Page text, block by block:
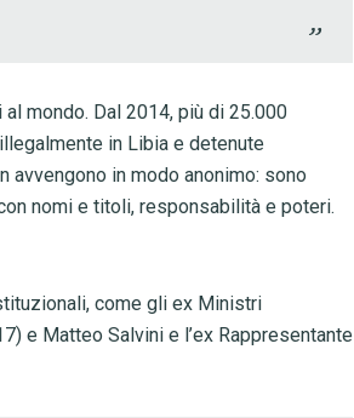
mondo. Dal 2014, più di 25.000
in Libia e detenute
avvengono in modo anonimo: sono
nomi e titoli, responsabilità e poteri.
come gli ex Ministri
e Matteo Salvini e l’ex Rappresentante